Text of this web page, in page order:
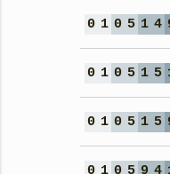
0 1 0 5 1 4
0 1 0 5 1 5
0 1 0 5 1 5
0 1 0 5 9 4